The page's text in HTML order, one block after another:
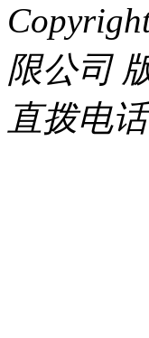
限公司
直拨电